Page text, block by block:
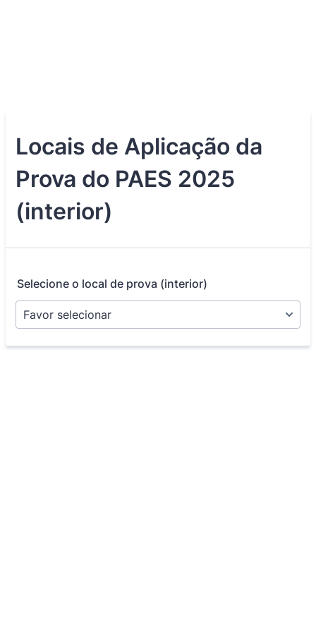
Locais de Aplicação da
Prova do PAES 2025
(interior)
Selecione o local de prova (interior)